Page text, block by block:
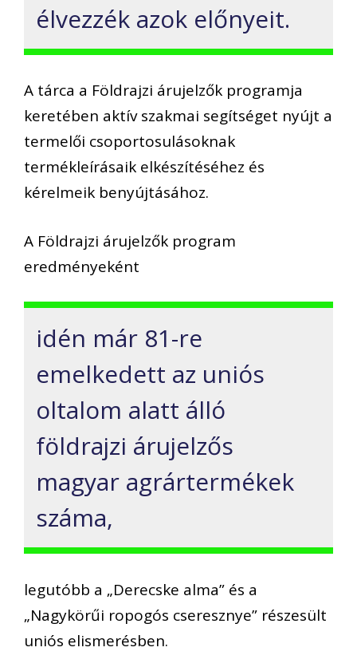
élvezzék azok előnyeit.
A tárca a Földrajzi árujelzők programja
keretében aktív szakmai segítséget nyújt a
termelői csoportosulásoknak
termékleírásaik elkészítéséhez és
kérelmeik benyújtásához.
A Földrajzi árujelzők program
eredményeként
idén már 81-re
emelkedett az uniós
oltalom alatt álló
földrajzi árujelzős
magyar agrártermékek
száma,
legutóbb a „Derecske alma” és a
„Nagykörűi ropogós cseresznye” részesült
uniós elismerésben.